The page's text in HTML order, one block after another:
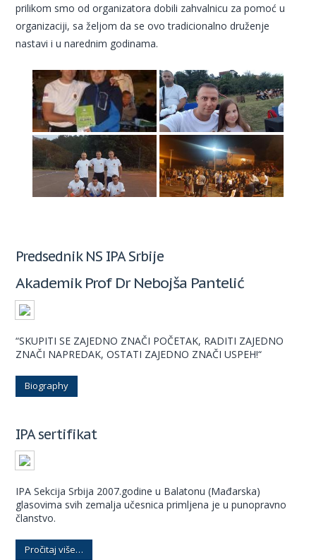
prilikom smo od organizatora dobili zahvalnicu za pomoć u
organizaciji, sa željom da se ovo tradicionalno druženje
nastavi i u narednim godinama.
Predsednik NS IPA Srbije
Akademik Prof Dr Nebojša Pantelić
“SKUPITI SE ZAJEDNO ZNAČI POČETAK, RADITI ZAJEDNO
ZNAČI NAPREDAK, OSTATI ZAJEDNO ZNAČI USPEH!“
Biography
IPA sertifikat
IPA Sekcija Srbija 2007.godine u Balatonu (Mađarska)
glasovima svih zemalja učesnica primljena je u punopravno
članstvo.
Pročitaj više…